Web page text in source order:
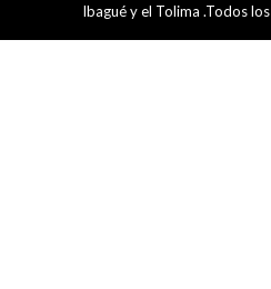
Ibagué y el Tolima .Todos